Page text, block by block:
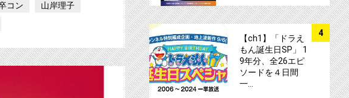
コン
山岸理子
フェスティバル2023」 放送決定 ！17組の超豪華アーティストの パフォーマンスをお届
【ch1】ビッケブランカのスペシャルイベ
4
【ch1】「ドラえ
もん誕生日SP」 1
9年分、全26エピ
ソードを４日間
一…